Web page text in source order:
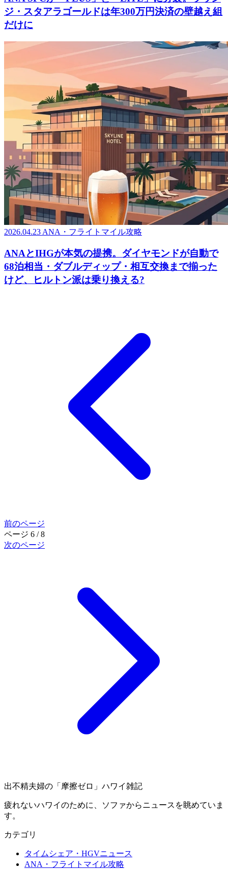
ジ・スタアラゴールドは年300万円決済の壁越え組
だけに
2026.04.23 ANA・フライトマイル攻略
ANAとIHGが本気の提携。ダイヤモンドが自動で
68泊相当・ダブルディップ・相互交換まで揃った
けど、ヒルトン派は乗り換える?
前のページ
ページ 6 / 8
次のページ
出不精夫婦の 「摩擦ゼロ」 ハワイ雑記
疲れないハワイのために、ソファからニュースを眺めていま
す。
カテゴリ
タイムシェア・HGVニュース
ANA・フライトマイル攻略